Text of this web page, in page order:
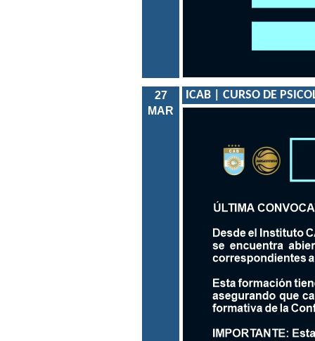
27
MAR
ICAB | CURSO DE